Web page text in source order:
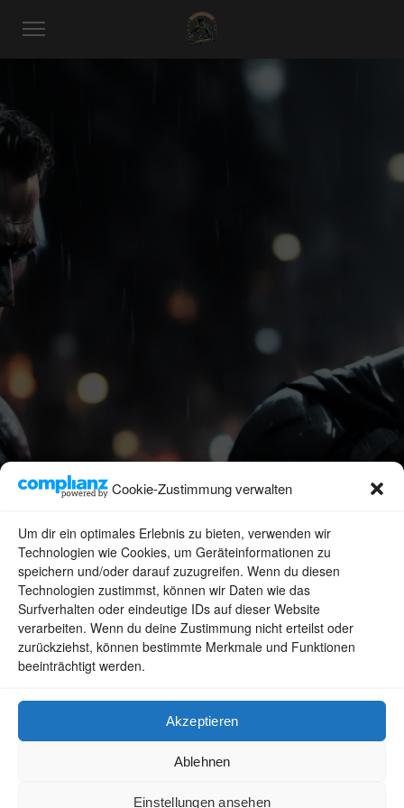
Cookie-Zustimmung verwalten
Um dir ein optimales Erlebnis zu bieten, verwenden wir
Technologien wie Cookies, um Geräteinformationen zu
speichern und/oder darauf zuzugreifen. Wenn du diesen
Technologien zustimmst, können wir Daten wie das
Surfverhalten oder eindeutige IDs auf dieser Website
verarbeiten. Wenn du deine Zustimmung nicht erteilst oder
zurückziehst, können bestimmte Merkmale und Funktionen
beeinträchtigt werden.
Akzeptieren
Ablehnen
Einstellungen ansehen
photoreactive.art
Willkommen in meinem Blog